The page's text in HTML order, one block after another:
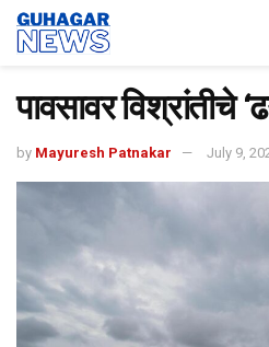
पावसावर विश्रांतीचे
by Mayuresh Patnakar July 9,